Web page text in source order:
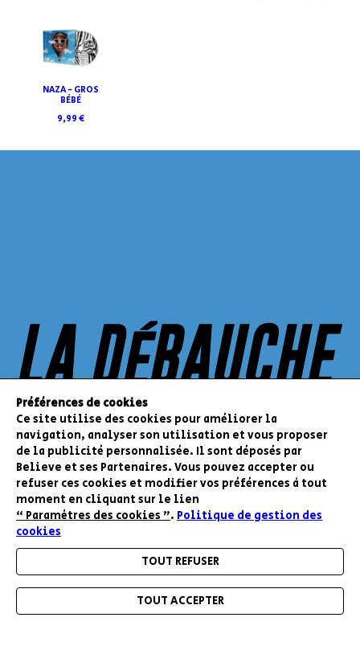
NAZA - GROS
BÉBÉ
9,99 €
RESTEZ INFORMÉ DE NOS BONS PLANS ET
Préférences de cookies
Ce site utilise des cookies pour améliorer la
navigation, analyser son utilisation et vous proposer
de la publicité personnalisée. Il sont déposés par
Believe et ses Partenaires. Vous pouvez accepter ou
refuser ces cookies et modifier vos préférences à tout
moment en cliquant sur le lien
“ Paramètres des cookies ”. Politique de gestion des
cookies
TOUT REFUSER
TOUT ACCEPTER